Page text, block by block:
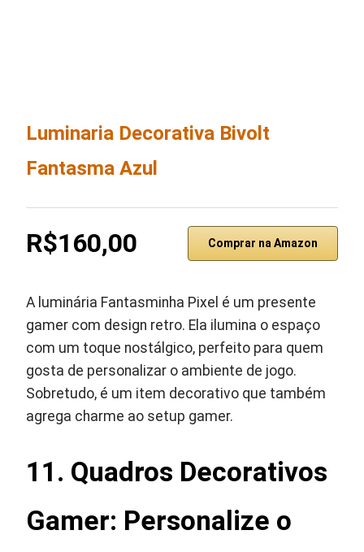
Luminaria Decorativa Bivolt
Fantasma Azul
R$160,00 Comprar na Amazon
A luminária Fantasminha Pixel é um presente
gamer com design retro. Ela ilumina o espaço
com um toque nostálgico, perfeito para quem
gosta de personalizar o ambiente de jogo.
Sobretudo, é um item decorativo que também
agrega charme ao setup gamer.
11. Quadros Decorativos
Gamer: Personalize o